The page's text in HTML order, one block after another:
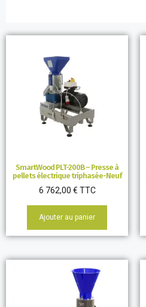
SmartWood PLT-200B – Presse à
pellets électrique triphasée-Neuf
6 762,00 € TTC
Ajouter au panier